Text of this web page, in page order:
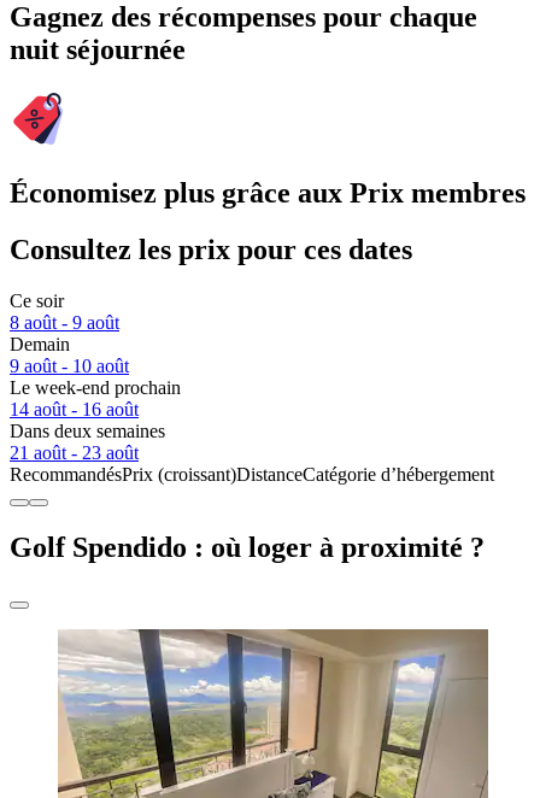
Gagnez des récompenses pour chaque
nuit séjournée
Économisez plus grâce aux Prix membres
Consultez les prix pour ces dates
Ce soir
8 août - 9 août
Demain
9 août - 10 août
Le week-end prochain
14 août - 16 août
Dans deux semaines
21 août - 23 août
RecommandésPrix (croissant)DistanceCatégorie d’hébergement
Golf Spendido : où loger à proximité ?